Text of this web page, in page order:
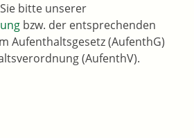
bitte unserer
bzw. der entsprechenden
Aufenthaltsgesetz (AufenthG)
(AufenthV).